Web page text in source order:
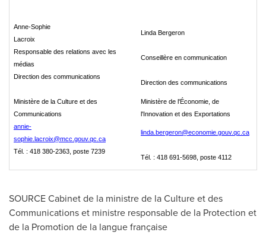
Anne-Sophie
Lacroix
Linda Bergeron
Responsable des relations avec les
médias
Conseillère en communication
Direction des communications
Direction des communications
Ministère de la Culture et des
Communications
Ministère de l'Économie, de
l'Innovation et des Exportations
annie-
sophie.lacroix@mcc.gouv.qc.ca
linda.bergeron@economie.gouv.qc.ca
Tél. : 418 380-2363, poste 7239
Tél. : 418 691-5698, poste 4112
SOURCE Cabinet de la ministre de la Culture et des
Communications et ministre responsable de la Protection et
de la Promotion de la langue française